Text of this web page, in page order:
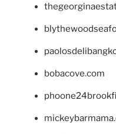
bobacove.com